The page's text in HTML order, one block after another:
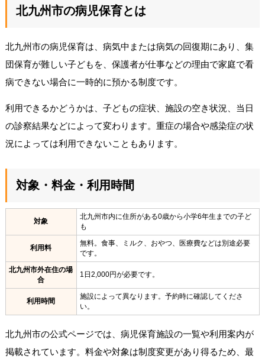
北九州市の病児保育とは
北九州市の病児保育は、病気中または病気の回復期にあり、集
団保育が難しい子どもを、保護者が仕事などの理由で家庭で看
病できない場合に一時的に預かる制度です。
利用できるかどうかは、子どもの症状、施設の空き状況、当日
の診察結果などによって変わります。重症の場合や感染症の状
況によっては利用できないこともあります。
対象・料金・利用時間
対象
北九州市内に住所がある0歳から小学6年生までの子ど
も
利用料
無料。食事、ミルク、おやつ、医療費などは別途必要
です。
北九州市外在住の場
合
1日2,000円が必要です。
利用時間
施設によって異なります。予約時に確認してくださ
い。
北九州市の公式ページでは、病児保育施設の一覧や利用案内が
掲載されています。料金や対象は制度変更があり得るため、最